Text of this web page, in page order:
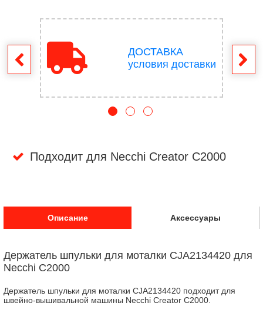
ДОСТАВКА
условия доставки
Подходит для Necchi Creator C2000
Описание Аксессуары
Держатель шпульки для моталки CJA2134420 для
Necchi C2000
Держатель шпульки для моталки CJA2134420 подходит для
швейно-вышивальной машины Necchi Creator C2000.